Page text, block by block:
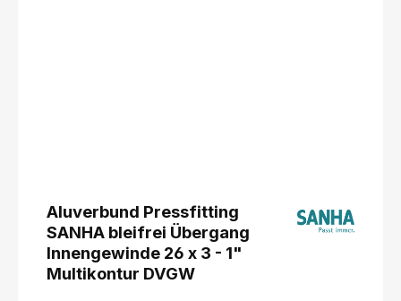
Aluverbund Pressfitting
SANHA bleifrei Übergang
Innengewinde 26 x 3 - 1"
Multikontur DVGW